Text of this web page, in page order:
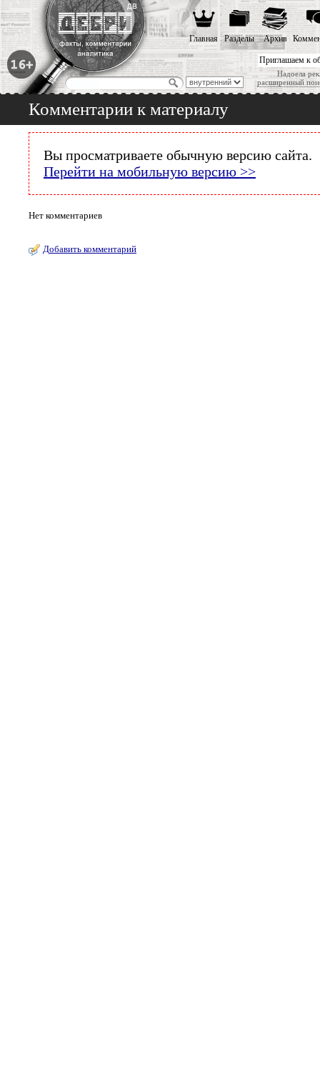
Приглашаем к
Надоела
расширенный
Главная Разделы Архив
Комментарии к материалу
Вы просматриваете обычную версию сайта.
Перейти на мобильную версию >>
Нет комментариев
Добавить комментарий